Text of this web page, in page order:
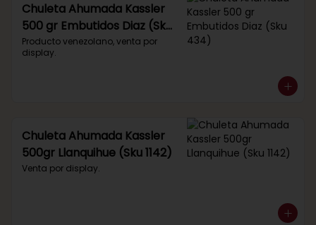
Chuleta Ahumada Kassler
500 gr Embutidos Diaz (Sku
434)
Producto venezolano, venta por
display.
Chuleta Ahumada Kassler
500gr Llanquihue (Sku 1142)
Venta por display.